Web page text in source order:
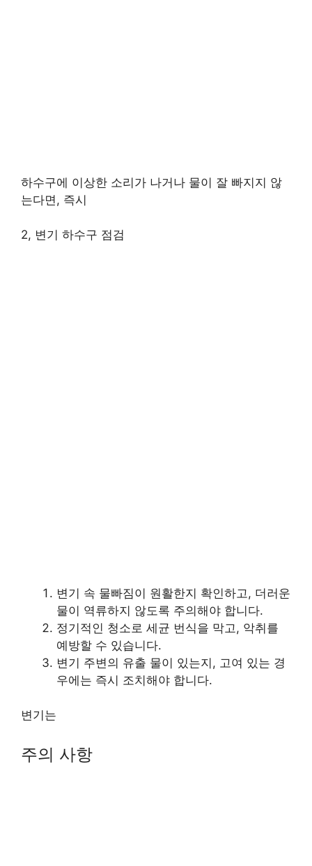
하수구에 이상한 소리가 나거나 물이 잘 빠지지 않
는다면, 즉시
2, 변기 하수구 점검
변기 속 물빠짐이 원활한지 확인하고, 더러운
물이 역류하지 않도록 주의해야 합니다.
정기적인 청소로 세균 번식을 막고, 악취를
예방할 수 있습니다.
변기 주변의 유출 물이 있는지, 고여 있는 경
우에는 즉시 조치해야 합니다.
변기는
주의 사항